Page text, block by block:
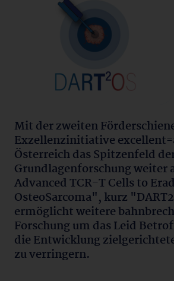
Mit der zweiten
Exzellenzinitiative
Österreich das Spitzenfeld
Grundlagenforschung weiter
Advanced TCR-T Cells to
OsteoSarcoma", kurz
ermöglicht weitere
Forschung um das Leid
die Entwicklung
zu verringern.